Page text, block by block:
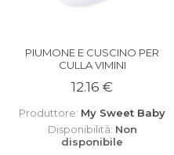
PIUMONE E CUSCINO PER
CULLA VIMINI
12.16 €
Produttore: My Sweet Baby
Disponibilità: Non
disponibile